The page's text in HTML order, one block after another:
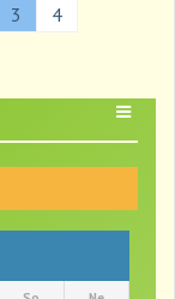
3
4
T
l
e
a